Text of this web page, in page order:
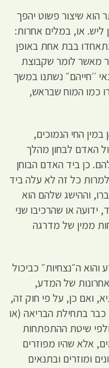
הוא שיצור פשוט יהפך
או, במלים אחרות:
בבת אחת באופן
מאשר לומר שקבוצת
׳׳חייהם״ נשתנו במשך
כמו המוח שבראש,
החי הנמוכים,
האדם לבחון מהלך
כן ביד האדם הבוחן
כל זה לא עלה ביד
וההישג שלהם הוא
או שהרכיבו שני
ממין של מדרגה
ה״נצחיות״ כביכול
של המדע,
ואם כן, על פי חוק זה,
בתחילת הבריאה (או
שיטת ההתפתחות
אלא שהיו מפוזרים
ומוזרים ובתנאים